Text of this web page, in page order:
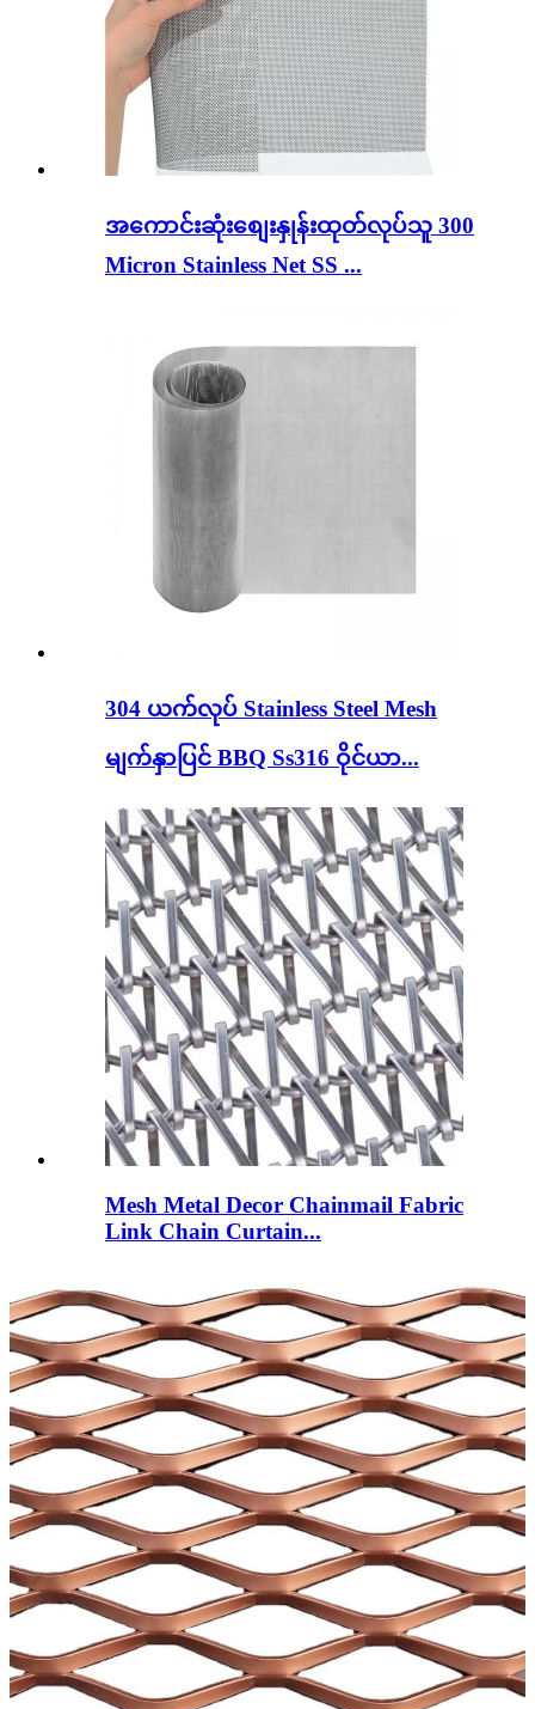
အကောင်းဆုံးစျေးနှုန်းထုတ်လုပ်သူ 300
Micron Stainless Net SS ...
304 ယက်လုပ် Stainless Steel Mesh
မျက်နှာပြင် BBQ Ss316 ဝိုင်ယာ...
Mesh Metal Decor Chainmail Fabric
Link Chain Curtain...